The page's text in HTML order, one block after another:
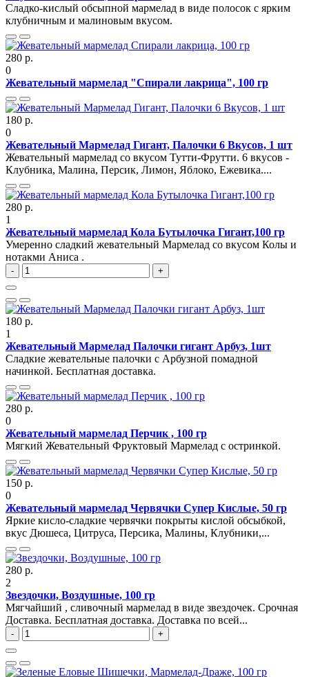
Сладко-кислый обсыпной мармелад в виде полосок с ярким
клубничным и малиновым вкусом.
280 р.
0
Жевательный мармелад "Спирали лакрица", 100 гр
180 р.
0
Жевательный Мармелад Гигант, Палочки 6 Вкусов, 1 шт
Жевательный мармелад со вкусом Тутти-Фрутти. 6 вкусов -
Клубника, Малина, Персик, Лимон, Яблоко, Ежевика....
280 р.
1
Жевательный мармелад Кола Бутылочка Гигант,100 гр
Умеренно сладкий жевательный Мармелад со вкусом Колы и
нотакми Аниса .
- +
180 р.
1
Жевательный Мармелад Палочки гигант Арбуз, 1шт
Сладкие жевательные палочки с Арбузной помадной
начинкой. Бесплатная доставка.
280 р.
0
Жевательный мармелад Перчик , 100 гр
Мягкий Жевательный Фруктовый Мармелад с остринкой.
150 р.
0
Жевательный мармелад Червячки Супер Кислые, 50 гр
Яркие кисло-сладкие червячки покрыты кислой обсыбкой,
вкус Дюшеса, Цитруса, Персика, Малины, Клубники,...
280 р.
2
Звездочки, Воздушные, 100 гр
Мягчайший , сливочный мармелад в виде звездочек. Срочная
Доставка. Бесплатная доставка. Доставка по всей...
- +